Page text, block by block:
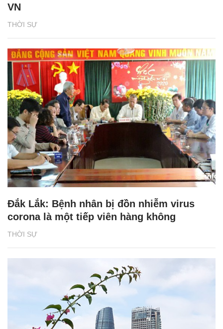
THỜI SỰ
VN
THỜI SỰ
Đắk Lắk: Bệnh nhân bị đồn nhiễm virus
corona là một tiếp viên hàng không